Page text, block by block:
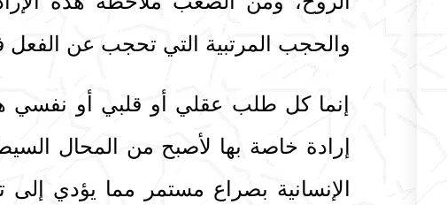
والحجب المرتبية التي تحجب عن الفعل
إنما كل طلب عقلي أو قلبي أو نفسي
إرادة خاصة بها لأصبح من المحال
الإنسانية بصراع مستمر مما يؤدي إلى